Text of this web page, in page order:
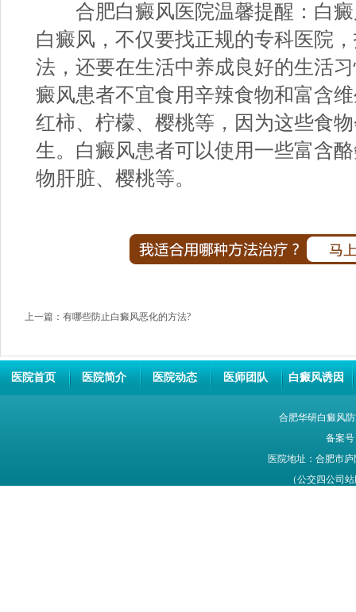
合肥白癜风医院温馨提醒：白
白癜风，不仅要找正规的专科医院
法，还要在生活中养成良好的生活
癜风患者不宜食用辛辣食物和富含
红柿、柠檬、樱桃等，因为这些食
生。白癜风患者可以使用一些富含
物肝脏、樱桃等。
上一篇： 有哪些防止白癜风恶化的方法?
医院首页 医院简介 医院动态 医师团队 白癜风诱因
合肥华研白癜风
备案号
医院地址：合肥市
（公交四公司